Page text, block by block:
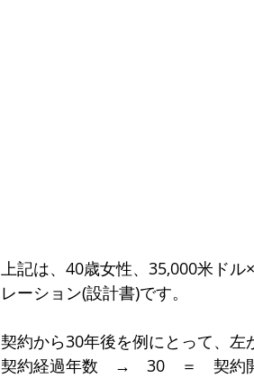
上記は、40歳女性、35,000米ド
レーション(設計書)です。
契約から30年後を例にとって、左
契約経過年数　→　30　＝　契約